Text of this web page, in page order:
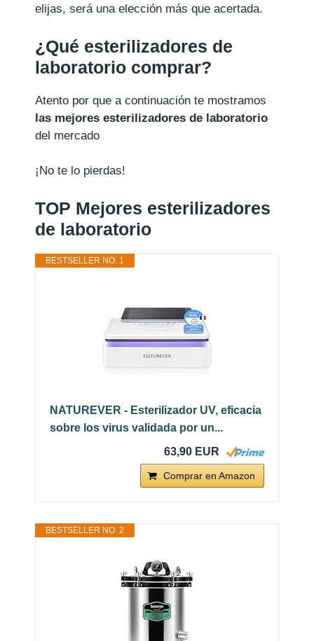
elijas, será una elección más que acertada.
¿Qué esterilizadores de
laboratorio comprar?
Atento por que a continuación te mostramos
las mejores esterilizadores de laboratorio
del mercado
¡No te lo pierdas!
TOP Mejores esterilizadores
de laboratorio
BESTSELLER NO. 1
NATUREVER - Esterilizador UV, eficacia
sobre los virus validada por un...
63,90 EUR
Comprar en Amazon
BESTSELLER NO. 2